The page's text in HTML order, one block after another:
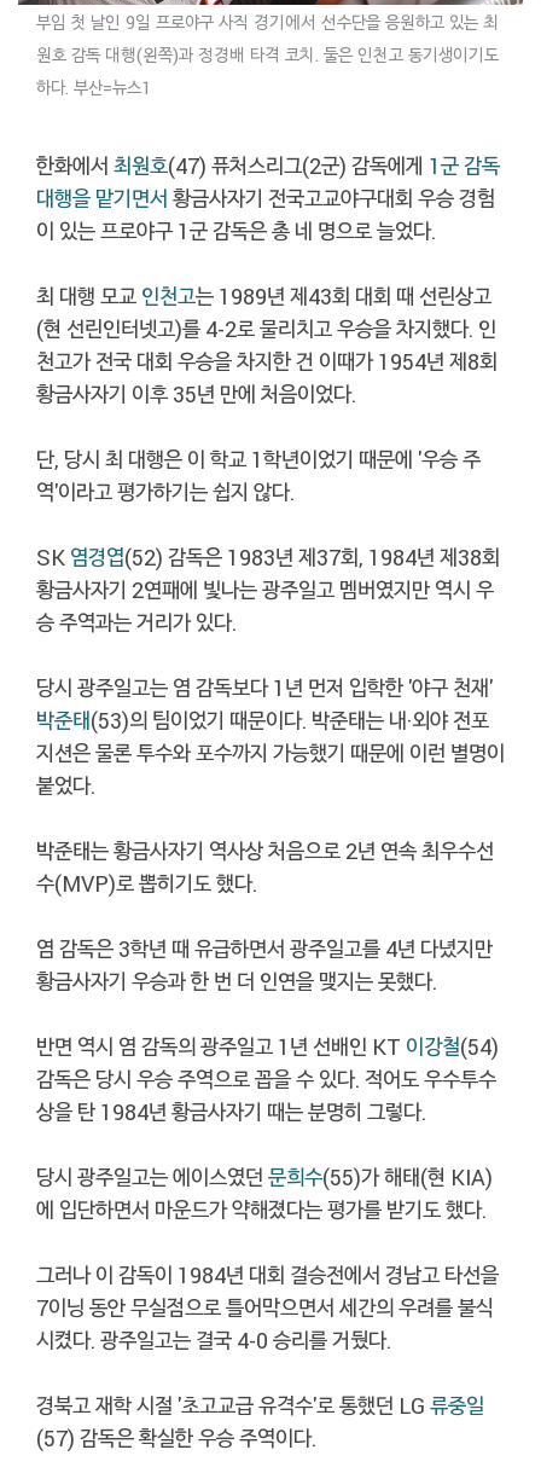
부임 첫 날인 9일 프로야구 사직 경기에서 선수단을 응원하고 있는 최
원호 감독 대행(왼쪽)과 정경배 타격 코치. 둘은 인천고 동기생이기도
하다. 부산=뉴스1
한화에서 최원호(47) 퓨처스리그(2군) 감독에게 1군 감독
대행을 맡기면서 황금사자기 전국고교야구대회 우승 경험
이 있는 프로야구 1군 감독은 총 네 명으로 늘었다.
최 대행 모교 인천고는 1989년 제43회 대회 때 선린상고
(현 선린인터넷고)를 4-2로 물리치고 우승을 차지했다. 인
천고가 전국 대회 우승을 차지한 건 이때가 1954년 제8회
황금사자기 이후 35년 만에 처음이었다.
단, 당시 최 대행은 이 학교 1학년이었기 때문에 '우승 주
역'이라고 평가하기는 쉽지 않다.
SK 염경엽(52) 감독은 1983년 제37회, 1984년 제38회
황금사자기 2연패에 빛나는 광주일고 멤버였지만 역시 우
승 주역과는 거리가 있다.
당시 광주일고는 염 감독보다 1년 먼저 입학한 '야구 천재'
박준태(53)의 팀이었기 때문이다. 박준태는 내·외야 전포
지션은 물론 투수와 포수까지 가능했기 때문에 이런 별명이
붙었다.
박준태는 황금사자기 역사상 처음으로 2년 연속 최우수선
수(MVP)로 뽑히기도 했다.
염 감독은 3학년 때 유급하면서 광주일고를 4년 다녔지만
황금사자기 우승과 한 번 더 인연을 맺지는 못했다.
반면 역시 염 감독의 광주일고 1년 선배인 KT 이강철(54)
감독은 당시 우승 주역으로 꼽을 수 있다. 적어도 우수투수
상을 탄 1984년 황금사자기 때는 분명히 그렇다.
당시 광주일고는 에이스였던 문희수(55)가 해태(현 KIA)
에 입단하면서 마운드가 약해졌다는 평가를 받기도 했다.
그러나 이 감독이 1984년 대회 결승전에서 경남고 타선을
7이닝 동안 무실점으로 틀어막으면서 세간의 우려를 불식
시켰다. 광주일고는 결국 4-0 승리를 거뒀다.
경북고 재학 시절 '초고교급 유격수'로 통했던 LG 류중일
(57) 감독은 확실한 우승 주역이다.